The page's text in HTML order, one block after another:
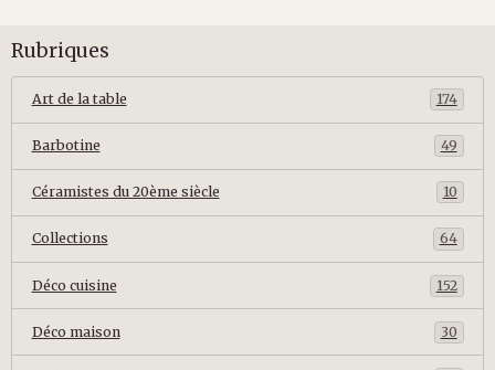
Rubriques
Art de la table 174
Barbotine 49
Céramistes du 20ème siècle 10
Collections 64
Déco cuisine 152
Déco maison 30